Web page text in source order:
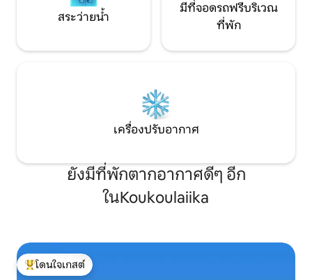
สระว่ายน้ำ
มีที่จอดรถฟรีบริเวณ
ที่พัก
เครื่องปรับอากาศ
ยังมีที่พักตากอากาศดีๆ อีก
ในKoukoulaiika
โดนใจเกสต์ที่สุด
โดนใจเกสต์